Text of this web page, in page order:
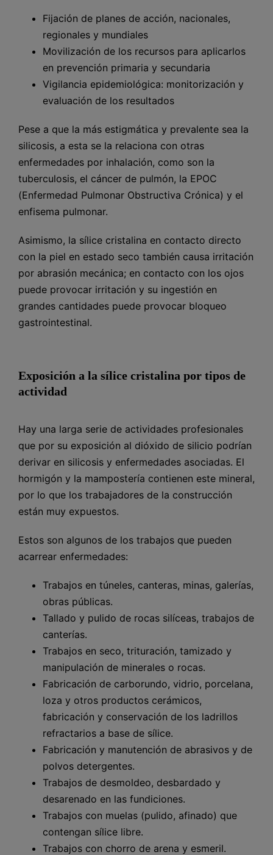
Fijación de planes de acción, nacionales,
regionales y mundiales
Movilización de los recursos para aplicarlos
en prevención primaria y secundaria
Vigilancia epidemiológica: monitorización y
evaluación de los resultados
Pese a que la más estigmática y prevalente sea la
silicosis, a esta se la relaciona con otras
enfermedades por inhalación, como son la
tuberculosis, el cáncer de pulmón, la EPOC
(Enfermedad Pulmonar Obstructiva Crónica) y el
enfisema pulmonar.
Asimismo, la sílice cristalina en contacto directo
con la piel en estado seco también causa irritación
por abrasión mecánica; en contacto con los ojos
puede provocar irritación y su ingestión en
grandes cantidades puede provocar bloqueo
gastrointestinal.
Exposición a la sílice cristalina por tipos de
actividad
Hay una larga serie de actividades profesionales
que por su exposición al dióxido de silicio podrían
derivar en silicosis y enfermedades asociadas. El
hormigón y la mampostería contienen este mineral,
por lo que los trabajadores de la construcción
están muy expuestos.
Estos son algunos de los trabajos que pueden
acarrear enfermedades:
Trabajos en túneles, canteras, minas, galerías,
obras públicas.
Tallado y pulido de rocas silíceas, trabajos de
canterías.
Trabajos en seco, trituración, tamizado y
manipulación de minerales o rocas.
Fabricación de carborundo, vidrio, porcelana,
loza y otros productos cerámicos,
fabricación y conservación de los ladrillos
refractarios a base de sílice.
Fabricación y manutención de abrasivos y de
polvos detergentes.
Trabajos de desmoldeo, desbardado y
desarenado en las fundiciones.
Trabajos con muelas (pulido, afinado) que
contengan sílice libre.
Trabajos con chorro de arena y esmeril.